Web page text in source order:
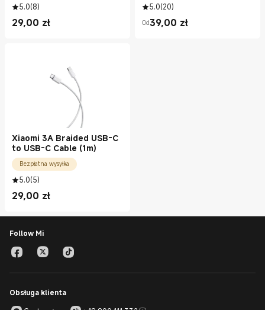
5.0(8)
29,00 zł
Current Price zł29.00
5.0(20)
Od39,00 zł
Current Price zł39.00
Xiaomi 3A Braided USB-C
to USB-C Cable (1m)
Bezpłatna wysyłka
5.0(5)
29,00 zł
Current Price zł29.00
Follow Mi
Obsługa klienta